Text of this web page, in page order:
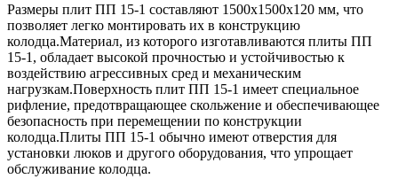
Размеры плит ПП 15-1 составляют 1500x1500x120 мм, что
позволяет легко монтировать их в конструкцию
колодца.Материал, из которого изготавливаются плиты ПП
15-1, обладает высокой прочностью и устойчивостью к
воздействию агрессивных сред и механическим
нагрузкам.Поверхность плит ПП 15-1 имеет специальное
рифление, предотвращающее скольжение и обеспечивающее
безопасность при перемещении по конструкции
колодца.Плиты ПП 15-1 обычно имеют отверстия для
установки люков и другого оборудования, что упрощает
обслуживание колодца.